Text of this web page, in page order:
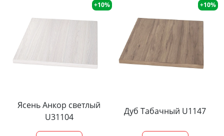
+10%
Ясень Анкор светлый
U31104
+10%
Дуб Табачный U1147